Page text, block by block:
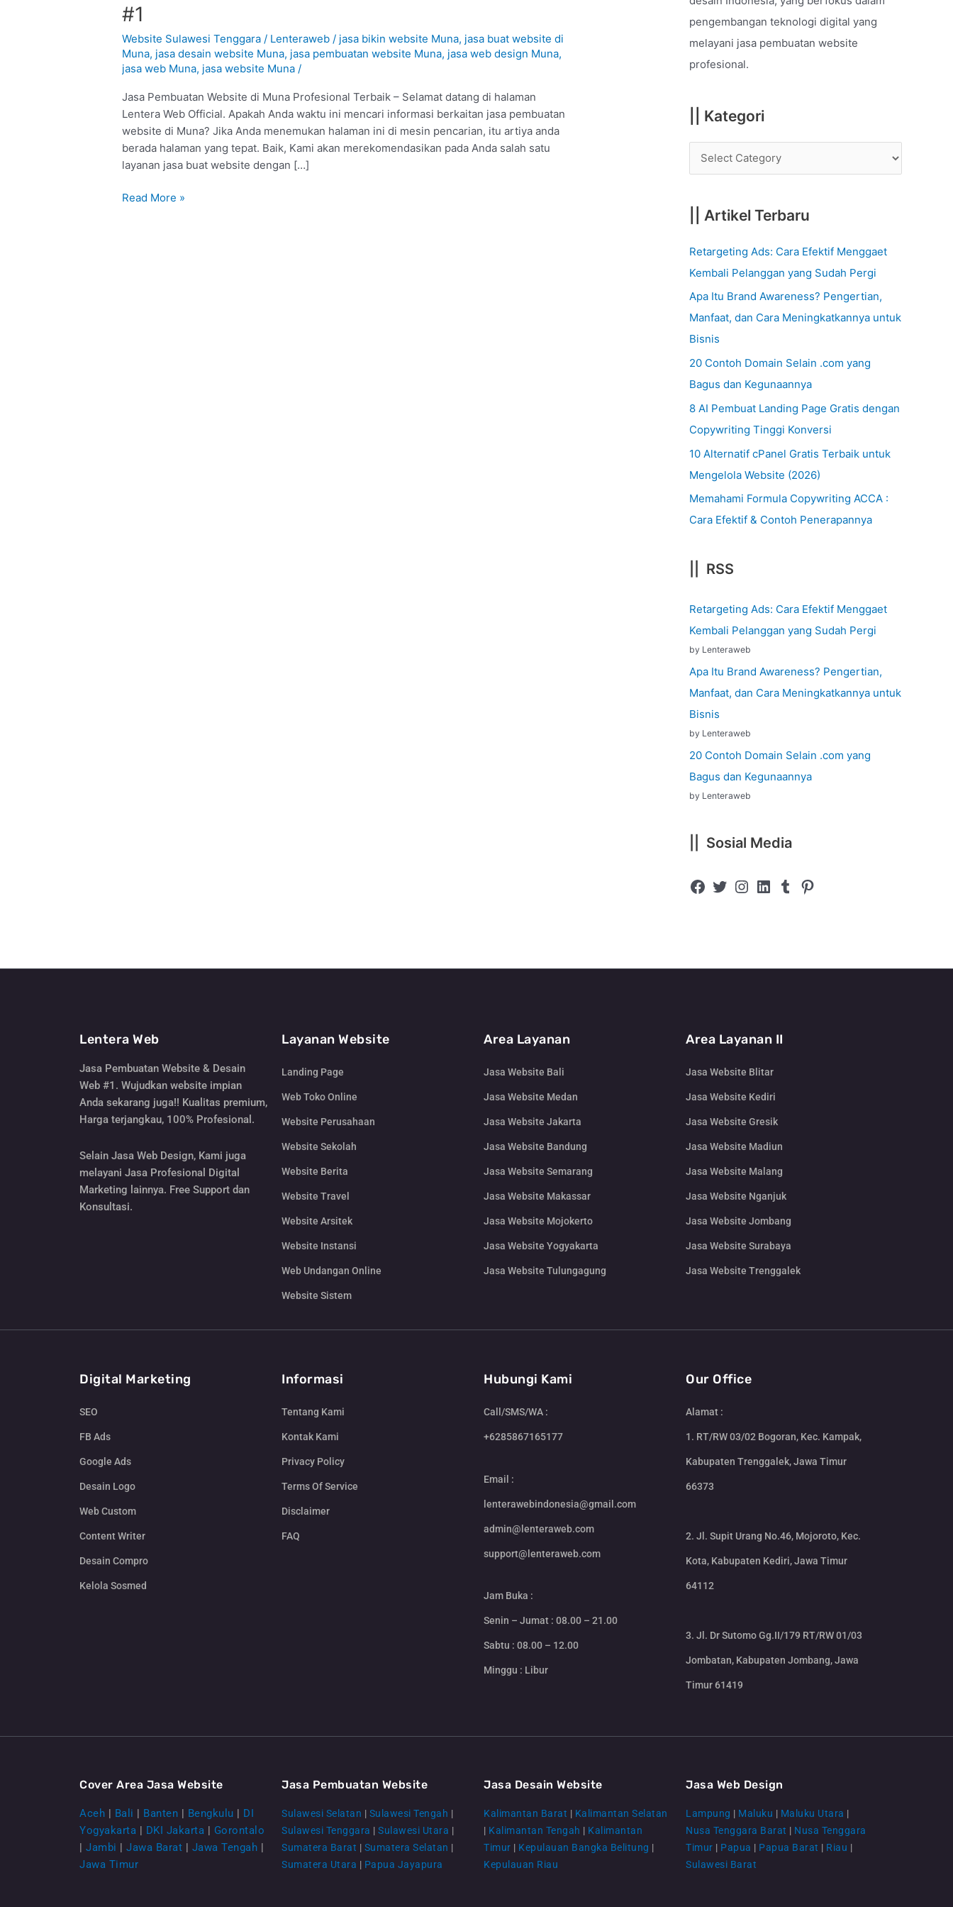
#1
Website Sulawesi Tenggara / Lenteraweb/ jasa bikin website Muna, jasa buat website di
Muna, jasa desain website Muna, jasa pembuatan website Muna, jasa web design Muna,
jasa web Muna, jasa website Muna /
Jasa Pembuatan Website di Muna Profesional Terbaik – Selamat datang di halaman
Lentera Web Official. Apakah Anda waktu ini mencari informasi berkaitan jasa pembuatan
website di Muna? Jika Anda menemukan halaman ini di mesin pencarian, itu artiya anda
berada halaman yang tepat. Baik, Kami akan merekomendasikan pada Anda salah satu
layanan jasa buat website dengan […]
Website
di
Muna
:
#1
Read More »
o
r
:
pengembangan teknologi digital yang
melayani jasa pembuatan website
profesional.
|| Kategori
|| Artikel Terbaru
Retargeting Ads: Cara Efektif Menggaet
Kembali Pelanggan yang Sudah Pergi
Apa Itu Brand Awareness? Pengertian,
Manfaat, dan Cara Meningkatkannya untuk
Bisnis
20 Contoh Domain Selain .com yang
Bagus dan Kegunaannya
8 AI Pembuat Landing Page Gratis dengan
Copywriting Tinggi Konversi
10 Alternatif cPanel Gratis Terbaik untuk
Mengelola Website (2026)
Memahami Formula Copywriting ACCA :
Cara Efektif & Contoh Penerapannya
|| RSS
Retargeting Ads: Cara Efektif Menggaet
Kembali Pelanggan yang Sudah Pergi
by Lenteraweb
Apa Itu Brand Awareness? Pengertian,
Manfaat, dan Cara Meningkatkannya untuk
Bisnis
by Lenteraweb
20 Contoh Domain Selain .com yang
Bagus dan Kegunaannya
by Lenteraweb
|| Sosial Media
Lentera Web
Jasa Pembuatan Website & Desain
Web #1. Wujudkan website impian
Anda sekarang juga!! Kualitas premium,
Harga terjangkau, 100% Profesional.
Selain Jasa Web Design, Kami juga
melayani Jasa Profesional Digital
Marketing lainnya. Free Support dan
Konsultasi.
Layanan Website
Landing Page
Web Toko Online
Website Perusahaan
Website Sekolah
Website Berita
Website Travel
Website Arsitek
Website Instansi
Web Undangan Online
Website Sistem
Area Layanan
Jasa Website Bali
Jasa Website Medan
Jasa Website Jakarta
Jasa Website Bandung
Jasa Website Semarang
Jasa Website Makassar
Jasa Website Mojokerto
Jasa Website Yogyakarta
Jasa Website Tulungagung
Area Layanan II
Jasa Website Blitar
Jasa Website Kediri
Jasa Website Gresik
Jasa Website Madiun
Jasa Website Malang
Jasa Website Nganjuk
Jasa Website Jombang
Jasa Website Surabaya
Jasa Website Trenggalek
Digital Marketing
SEO
FB Ads
Google Ads
Desain Logo
Web Custom
Content Writer
Desain Compro
Kelola Sosmed
Informasi
Tentang Kami
Kontak Kami
Privacy Policy
Terms Of Service
Disclaimer
FAQ
Hubungi Kami
Call/SMS/WA :
+6285867165177
Email :
lenterawebindonesia@gmail.com
admin@lenteraweb.com
support@lenteraweb.com
Jam Buka :
Senin – Jumat : 08.00 – 21.00
Sabtu : 08.00 – 12.00
Minggu : Libur
Our Office
Alamat :
1. RT/RW 03/02 Bogoran, Kec. Kampak,
Kabupaten Trenggalek, Jawa Timur
66373
2. Jl. Supit Urang No.46, Mojoroto, Kec.
Kota, Kabupaten Kediri, Jawa Timur
64112
3. Jl. Dr Sutomo Gg.II/179 RT/RW 01/03
Jombatan, Kabupaten Jombang, Jawa
Timur 61419
Cover Area Jasa Website
Aceh | Bali | Banten | Bengkulu | DI
Yogyakarta | DKI Jakarta | Gorontalo
| Jambi | Jawa Barat | Jawa Tengah |
Jawa Timur
Jasa Pembuatan Website
Sulawesi Selatan | Sulawesi Tengah |
Sulawesi Tenggara | Sulawesi Utara |
Sumatera Barat | Sumatera Selatan |
Sumatera Utara | Papua Jayapura
Jasa Desain Website
Kalimantan Barat | Kalimantan Selatan
| Kalimantan Tengah | Kalimantan
Timur | Kepulauan Bangka Belitung |
Kepulauan Riau
Jasa Web Design
Lampung | Maluku | Maluku Utara |
Nusa Tenggara Barat | Nusa Tenggara
Timur | Papua | Papua Barat | Riau |
Sulawesi Barat